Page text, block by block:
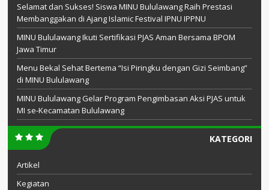
Selamat dan Sukses! Siswa MINU Bululawang Raih Prestasi
Membanggakan di Ajang Islamic Festival IPNU IPPNU
MINU Bululawang Ikuti Sertifikasi PJAS Aman Bersama BPOM
Jawa Timur
Menu Bekal Sehat Bertema “Isi Piringku dengan Gizi Seimbang”
di MINU Bululawang
MINU Bululawang Gelar Program Pengimbasan Aksi PJAS untuk
MI se-Kecamatan Bululawang
KATEGORI
Artikel
Kegiatan